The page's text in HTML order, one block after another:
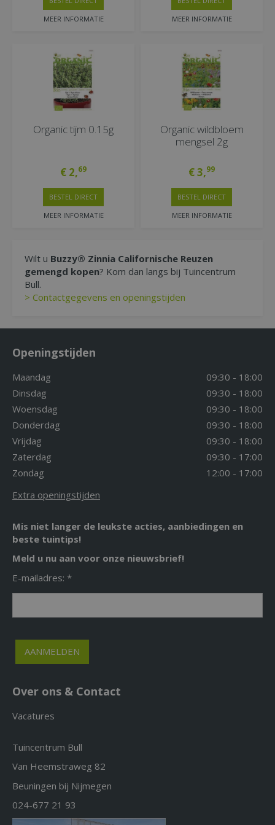
MEER INFORMATIE MEER INFORMATIE
Organic tijm 0.15g
€ 2,69
MEER INFORMATIE
BESTEL DIRECT
Organic wildbloem
mengsel 2g
€3,99
MEER INFORMATIE
BESTEL DIRECT
Wilt u Buzzy® Zinnia Californische Reuzen
gemengd kopen? Kom dan langs bij Tuincentrum
Bull.
> Contactgegevens en openingstijden
Openingstijden
Maandag
09:30 - 18:00
Dinsdag
09:30 - 18:00
Woensdag
09:30 - 18:00
Donderdag
09:30 - 18:00
Vrijdag
09:30 - 18:00
Zaterdag
09:30 - 17:00
Zondag
12:00 - 17:00
Extra openingstijden
Mis niet langer de leukste acties, aanbiedingen en
beste tuintips!
Meld u nu aan voor onze nieuwsbrief!
E-mailadres: *
Over ons & Contact
Vacatures
Tuincentrum Bull
Van Heemstraweg 82
Beuningen bij Nijmegen
024-677 21 93